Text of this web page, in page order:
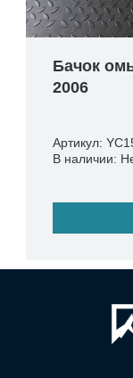
Бачок
2006
Артикул: